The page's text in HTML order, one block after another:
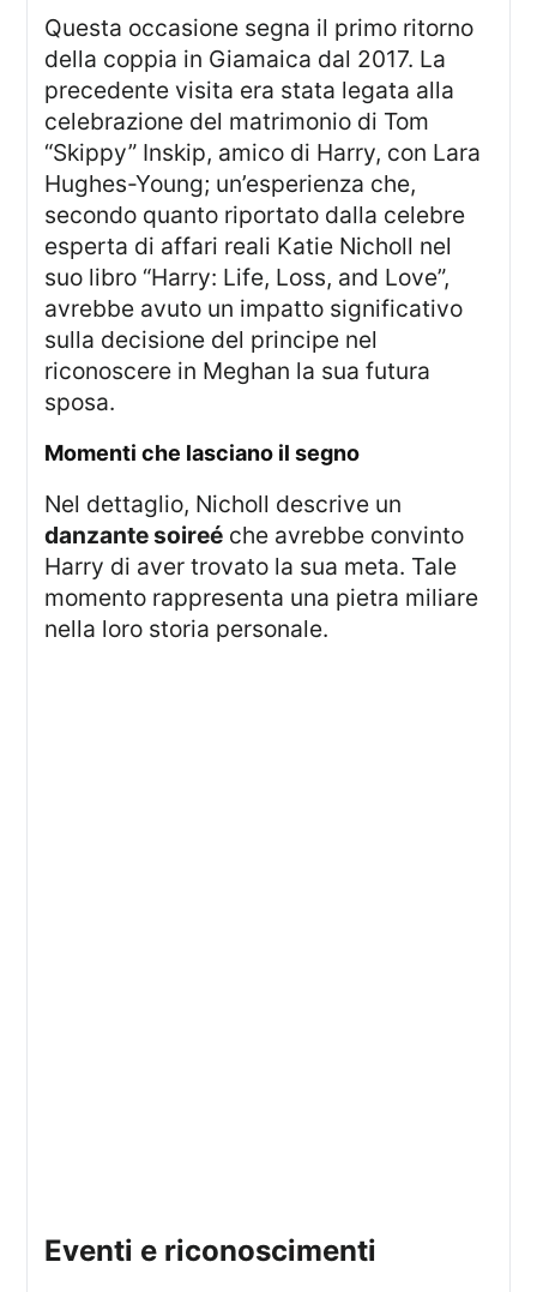
Questa occasione segna il primo ritorno
della coppia in Giamaica dal 2017. La
precedente visita era stata legata alla
celebrazione del matrimonio di Tom
“Skippy” Inskip, amico di Harry, con Lara
Hughes-Young; un’esperienza che,
secondo quanto riportato dalla celebre
esperta di affari reali Katie Nicholl nel
suo libro “Harry: Life, Loss, and Love”,
avrebbe avuto un impatto significativo
sulla decisione del principe nel
riconoscere in Meghan la sua futura
sposa.
momenti che lasciano il segno
Nel dettaglio, Nicholl descrive un
danzante soireé che avrebbe convinto
Harry di aver trovato la sua meta. Tale
momento rappresenta una pietra miliare
nella loro storia personale.
eventi e riconoscimenti